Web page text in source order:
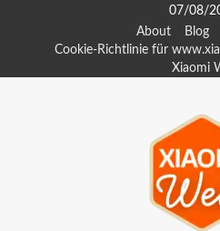
07/08/
About
Blog
Cookie-Richtlinie für
Xiaomi